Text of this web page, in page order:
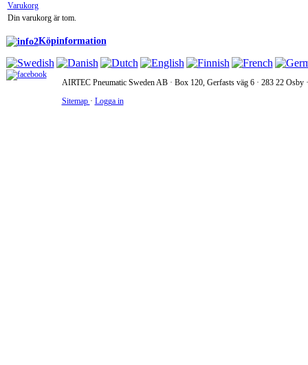
Varukorg
Din varukorg är tom.
Köpinformation
AIRTEC Pneumatic Sweden AB · Box 120, Gerfasts väg 6 · 283 22
Sitemap · Logga in